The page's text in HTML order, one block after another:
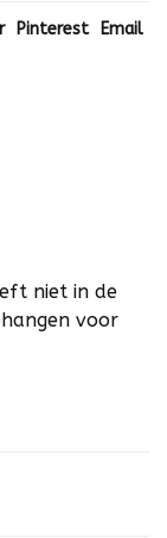
Pinterest Email
niet in de
voor